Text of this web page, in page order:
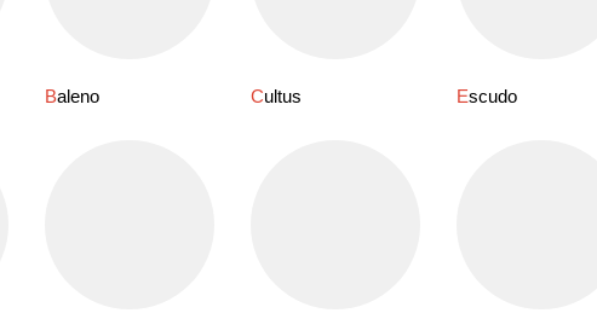
Baleno Cultus Escudo